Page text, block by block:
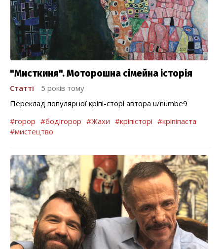
"Мисткиня". Моторошна сімейна історія
Статті
5 років тому
Переклад популярної кріпі-сторі автора u/numbe9
#горор #бодігорор #Жахи #кріпісторі #кріпіпаста
#мистецтво